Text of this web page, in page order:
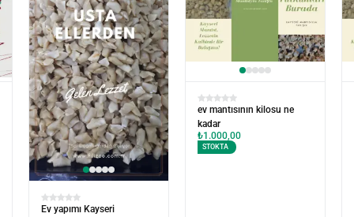
Ev yapımı mantı kilosu ne
kadar?
₺1.000,00
STOKTA
1 Kg Kayseri Mantısı –
Geleneksel Lezzet, El
Açması Kalitesi
₺1.000,00